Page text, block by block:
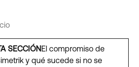
SECCIÓNEl compromiso de
y qué sucede si no se